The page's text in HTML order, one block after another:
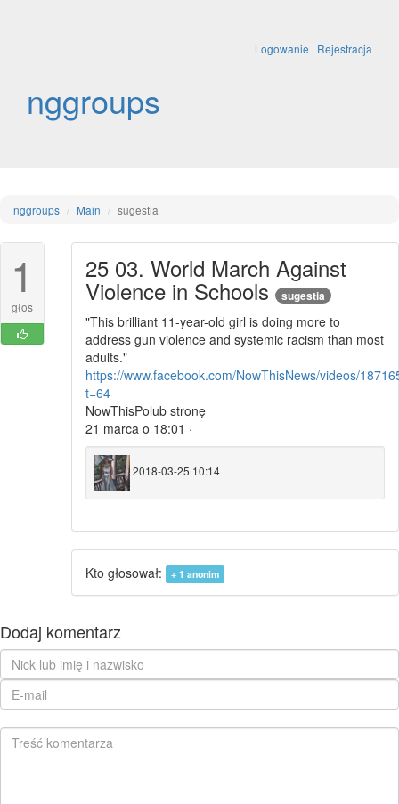
Logowanie | Rejestracja
nggroups
nggroups Main sugestia
1
głos
25 03. World March Against
Violence in Schools sugestia
"This brilliant 11-year-old girl is doing more to
address gun violence and systemic racism than most
adults."
https://www.facebook.com/NowThisNews/videos/
t=64
NowThisPolub stronę
21 marca o 18:01 ·
2018-03-25 10:14
Kto głosował: + 1 anonim
Dodaj komentarz